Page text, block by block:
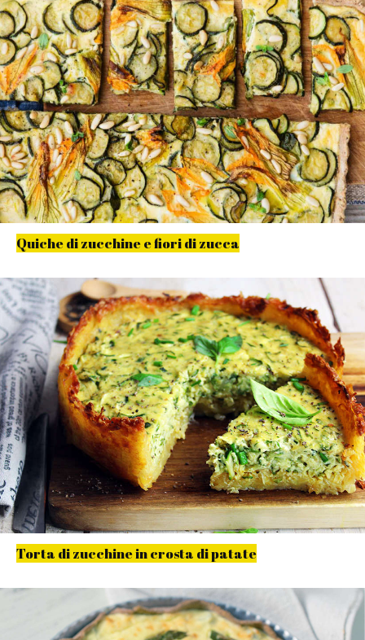
Quiche di zucchine e fiori di zucca
Torta di zucchine in crosta di patate